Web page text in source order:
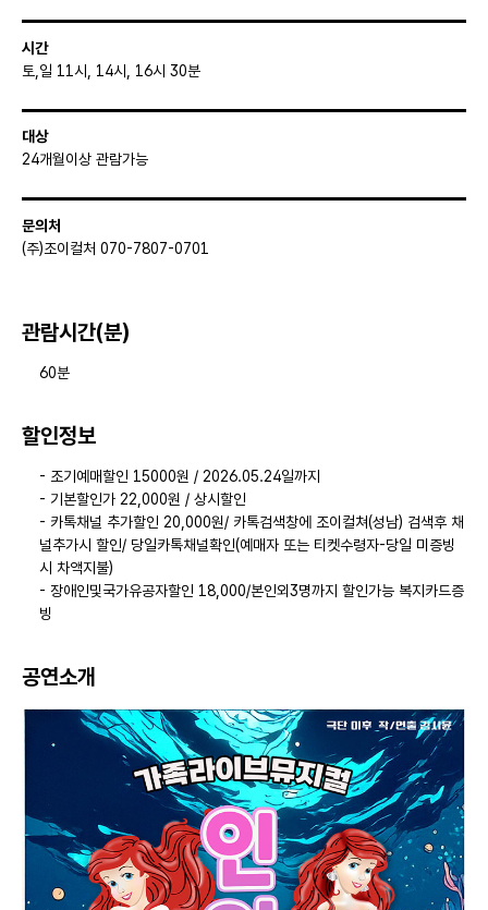
시간
토,일 11시, 14시, 16시 30분
대상
24개월이상 관람가능
문의처
(주)조이컬처 070-7807-0701
관람시간(분)
60분
할인정보
- 조기예매할인 15000원 / 2026.05.24일까지
- 기본할인가 22,000원 / 상시할인
- 카톡채널 추가할인 20,000원/ 카톡검색창에 조이컬쳐(성남) 검색후 채
널추가시 할인/ 당일카톡채널확인(예매자 또는 티켓수령자-당일 미증빙
시 차액지불)
- 장애인및국가유공자할인 18,000/본인외3명까지 할인가능 복지카드증
빙
공연소개